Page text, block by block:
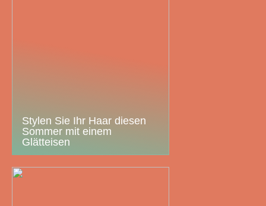
Stylen Sie Ihr Haar diesen
Sommer mit einem
Glätteisen